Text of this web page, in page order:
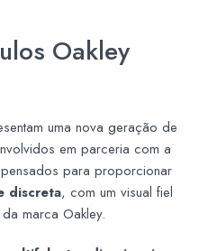
Oakley
uma nova geração de
em parceria com a
para proporcionar
discreta, com um visual fiel
marca Oakley.